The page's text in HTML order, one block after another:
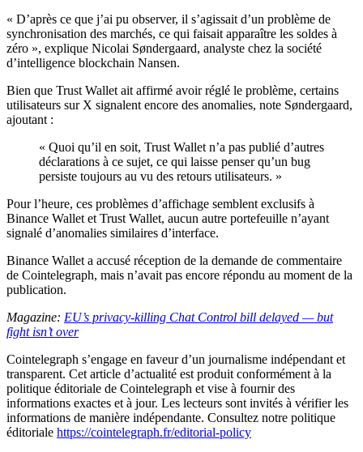
« D’après ce que j’ai pu observer, il s’agissait d’un problème de
synchronisation des marchés, ce qui faisait apparaître les soldes à
zéro », explique Nicolai Søndergaard, analyste chez la société
d’intelligence blockchain Nansen.
Bien que Trust Wallet ait affirmé avoir réglé le problème, certains
utilisateurs sur X signalent encore des anomalies, note Søndergaard,
ajoutant :
« Quoi qu’il en soit, Trust Wallet n’a pas publié d’autres
déclarations à ce sujet, ce qui laisse penser qu’un bug
persiste toujours au vu des retours utilisateurs. »
Pour l’heure, ces problèmes d’affichage semblent exclusifs à
Binance Wallet et Trust Wallet, aucun autre portefeuille n’ayant
signalé d’anomalies similaires d’interface.
Binance Wallet a accusé réception de la demande de commentaire
de Cointelegraph, mais n’avait pas encore répondu au moment de la
publication.
Magazine: EU’s privacy-killing Chat Control bill delayed — but
fight isn’t over
Cointelegraph s’engage en faveur d’un journalisme indépendant et
transparent. Cet article d’actualité est produit conformément à la
politique éditoriale de Cointelegraph et vise à fournir des
informations exactes et à jour. Les lecteurs sont invités à vérifier les
informations de manière indépendante. Consultez notre politique
éditoriale https://cointelegraph.fr/editorial-policy